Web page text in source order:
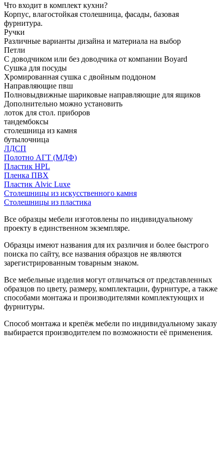
Что входит в комплект кухни?
Корпус, влагостойкая столешница, фасады, базовая
фурнитура.
Ручки
Различные варианты дизайна и материала на выбор
Петли
С доводчиком или без доводчика от компании Boyard
Сушка для посуды
Хромированная сушка с двойным поддоном
Направляющие пвш
Полновыдвижные шариковые направляющие для ящиков
Дополнительно можно установить
лоток для стол. приборов
тандембоксы
столешница из камня
бутылочница
ЛДСП
Полотно АГТ (МДФ)
Пластик HPL
Пленка ПВХ
Пластик Alvic Luxe
Столешницы из искусственного камня
Столешницы из пластика
Все образцы мебели изготовлены по индивидуальному
проекту в единственном экземпляре.
Образцы имеют названия для их различия и более быстрого
поиска по сайту, все названия образцов не являются
зарегистрированным товарным знаком.
Все мебельные изделия могут отличаться от представленных
образцов по цвету, размеру, комплектации, фурнитуре, а также
способами монтажа и производителями комплектующих и
фурнитуры.
Способ монтажа и крепёж мебели по индивидуальному заказу
выбирается производителем по возможности её применения.